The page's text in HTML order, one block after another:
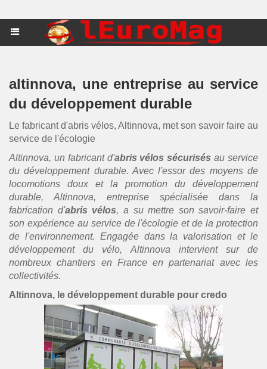
altinnova, une entreprise au service
du développement durable
Le fabricant d'abris vélos, Altinnova, met son savoir faire au
service de l'écologie
Altinnova, un fabricant d'abris vélos sécurisés au service
du développement durable. Avec l'essor des moyens de
locomotions doux et la promotion du développement
durable, Altinnova, entreprise spécialisée dans la
fabrication d'abris vélos, a su mettre son savoir-faire et
son expérience au service de l'écologie et de la protection
de l'environnement. Engagée dans la valorisation et le
développement du vélo, Altinnova intervient sur de
nombreux chantiers en France en partenariat avec les
collectivités.
Altinnova, le développement durable pour credo